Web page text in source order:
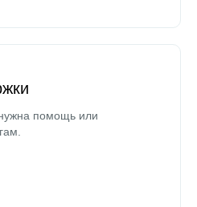
помощь или